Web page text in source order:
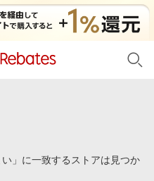
」に一致するストアは見つか